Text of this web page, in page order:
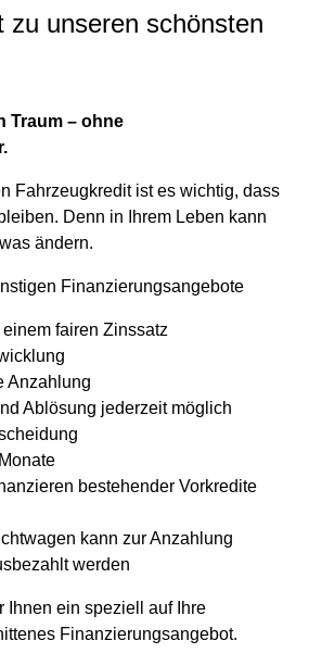
zu unseren schönsten
Traum – ohne
Fahrzeugkredit ist es wichtig, dass
Denn in Ihrem Leben kann
ändern.
Finanzierungsangebote
fairen Zinssatz
Anzahlung
Ablösung jederzeit möglich
bestehender Vorkredite
kann zur Anzahlung
werden
Ihnen ein speziell auf Ihre
Finanzierungsangebot.